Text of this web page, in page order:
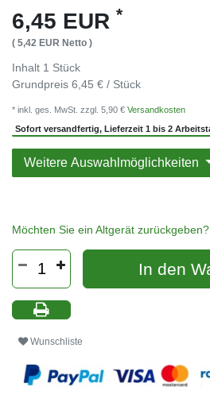
6,45 EUR *
( 5,42 EUR Netto )
Inhalt 1 Stück
Grundpreis 6,45 € / Stück
* inkl. ges. MwSt. zzgl. 5,90 € Versandkosten
Sofort versandfertig, Lieferzeit 1 bis 2
Weitere Auswahlmöglichkeiten
Möchten Sie ein Altgerät zurückgeben?
In den
Wunschliste